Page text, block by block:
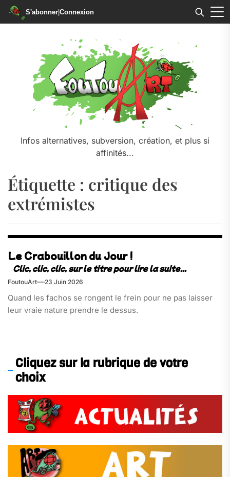
S'abonner|Connexion
Infos alternatives, subversion, création, et plus si
affinités...
Étiquette : critique des
extrémistes
Le Crabouillon du Jour !
FoutouArt 23 Juin 2026
Quand les fachos se rongent le frein pour ne pas laisser
leur vraie nature prendre le dessus.
Cliquez sur la rubrique de votre
choix